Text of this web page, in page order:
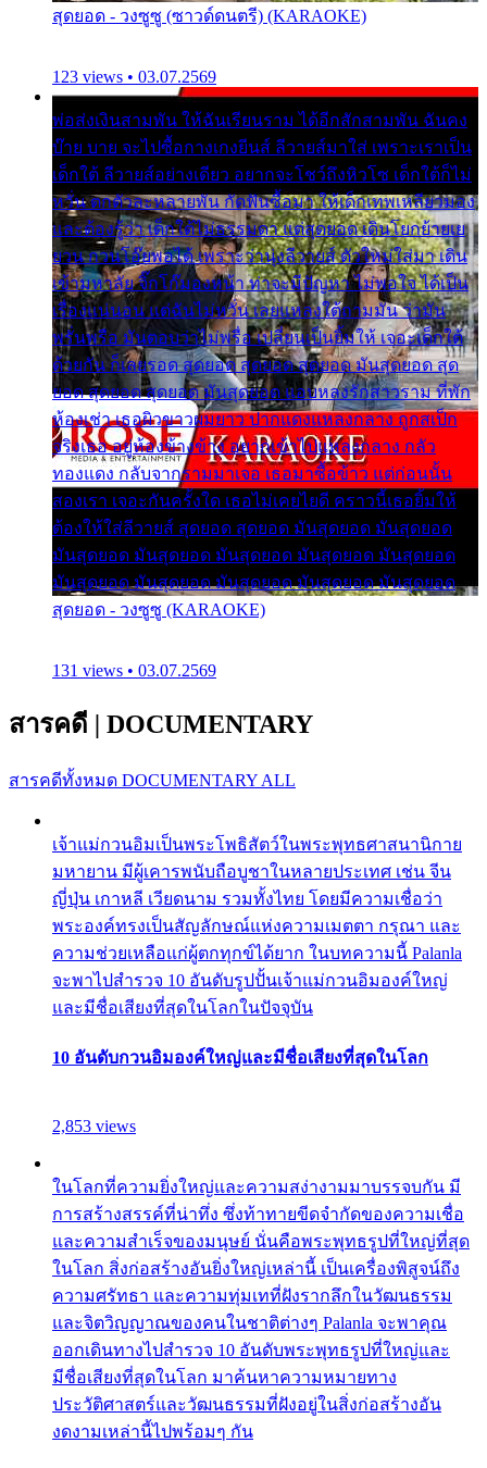
สุดยอด - วงซูซู (ซาวด์ดนตรี) (KARAOKE)
123 views • 03.07.2569
พ่อส่งเงินสามพัน ให้ฉันเรียนราม ได้อีกสักสามพัน ฉันคง
บ๊าย บาย จะไปซื้อกางเกงยีนส์ ลีวายส์มาใส่ เพราะเราเป็น
เด็กใต้ ลีวายส์อย่างเดียว อยากจะโชว์ถึงหิวโซ เด็กใต้ก็ไม่
หวั่น ตกตัวละหลายพัน กัดฟันซื้อมา ให้เด็กเทพเหลียวมอง
และต้องรู้ว่า เด็กใต้ไม่ธรรมดา แต่สุดยอด เดินโยกย้ายเย
ยวน กวนโอ๊ยพอได้ เพราะว่านุ่งลีวายส์ ตัวใหม่ใส่มา เดิน
เข้ามหาลัย จิ๊กโก๊มองหน้า ท่าจะมีปัญหา ไม่พอใจ ได้เป็น
เรื่องแน่นอน แต่ฉันไม่หวั่น เลยแหลงใต้ถามมัน ว่ามัน
พรั่นพรือ มันตอบว่าไม่พรื่อ เปลี่ยนเป็นยิ้มให้ เจอะเด็กใต้
ด้วยกัน ก็เลยรอด สุดยอด สุดยอด สุดยอด มันสุดยอด สุด
ยอด สุดยอด สุดยอด มันสุดยอด แอบหลงรักสาวราม ที่พัก
ห้องเช่า เธอผิวขาวผมยาว ปากแดงแหลงกลาง ถูกสเป็ก
จริงเธอ อยู่ห้องข้างข้าง อยากเข้าไปแหลงกลาง กลัว
ทองแดง กลับจากรามมาเจอ เธอมาซื้อข้าว แต่ก่อนนั้น
สองเรา เจอะกันครั้งใด เธอไม่เคยไยดี คราวนี้เธอยิ้มให้
ต้องให้ใส่ลีวายส์ สุดยอด สุดยอด มันสุดยอด มันสุดยอด
มันสุดยอด มันสุดยอด มันสุดยอด มันสุดยอด มันสุดยอด
มันสุดยอด มันสุดยอด มันสุดยอด มันสุดยอด มันสุดยอด
สุดยอด - วงซูซู (KARAOKE)
131 views • 03.07.2569
สารคดี | DOCUMENTARY
สารคดีทั้งหมด DOCUMENTARY ALL
เจ้าแม่กวนอิมเป็นพระโพธิสัตว์ในพระพุทธศาสนานิกาย
มหายาน มีผู้เคารพนับถือบูชาในหลายประเทศ เช่น จีน
ญี่ปุ่น เกาหลี เวียดนาม รวมทั้งไทย โดยมีความเชื่อว่า
พระองค์ทรงเป็นสัญลักษณ์แห่งความเมตตา กรุณา และ
ความช่วยเหลือแก่ผู้ตกทุกข์ได้ยาก ในบทความนี้ Palanla
จะพาไปสำรวจ 10 อันดับรูปปั้นเจ้าแม่กวนอิมองค์ใหญ่
และมีชื่อเสียงที่สุดในโลกในปัจจุบัน
10 อันดับกวนอิมองค์ใหญ่และมีชื่อเสียงที่สุดในโลก
2,853 views
ในโลกที่ความยิ่งใหญ่และความสง่างามมาบรรจบกัน มี
การสร้างสรรค์ที่น่าทึ่ง ซึ่งท้าทายขีดจำกัดของความเชื่อ
และความสำเร็จของมนุษย์ นั่นคือพระพุทธรูปที่ใหญ่ที่สุด
ในโลก สิ่งก่อสร้างอันยิ่งใหญ่เหล่านี้ เป็นเครื่องพิสูจน์ถึง
ความศรัทธา และความทุ่มเทที่ฝังรากลึกในวัฒนธรรม
และจิตวิญญาณของคนในชาติต่างๆ Palanla จะพาคุณ
ออกเดินทางไปสำรวจ 10 อันดับพระพุทธรูปที่ใหญ่และ
มีชื่อเสียงที่สุดในโลก มาค้นหาความหมายทาง
ประวัติศาสตร์และวัฒนธรรมที่ฝังอยู่ในสิ่งก่อสร้างอัน
งดงามเหล่านี้ไปพร้อมๆ กัน